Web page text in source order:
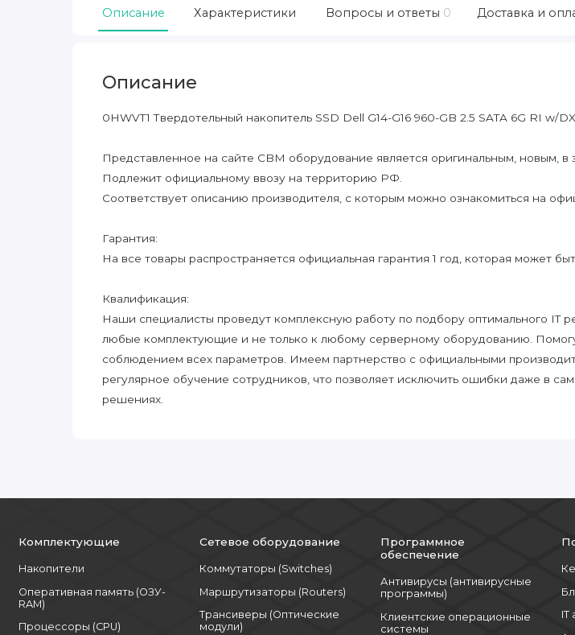
Описание Характеристики Вопросы и ответы 0 Доставка и
Описание
0HWVT1 Твердотельный накопитель SSD Dell G14-G16 960-GB 2.5 SATA 6G RI w/
Представленное на сайте CBM оборудование является оригинальным, новым, в
Подлежит официальному ввозу на территорию РФ.
Соответствует описанию производителя, с которым можно ознакомиться на
Гарантия:
На все товары распространяется официальная гарантия 1 год, которая может
Квалификация:
Наши специалисты проведут комплексную работу по подбору оптимального IT
любые комплектующие и не только к любому серверному оборудованию.
соблюдением всех параметров. Имеем партнерство с официальными
регулярное обучение сотрудников, что позволяет исключить ошибки даже в
решениях.
Комплектующие
Накопители
Оперативная память (ОЗУ-
RAM)
Процессоры (CPU)
Сетевое оборудование
Коммутаторы (Switches)
Маршрутизаторы (Routers)
Трансиверы (Оптические
модули)
Программное
обеспечение
Антивирусы (антивирусные
программы)
Клиентские операционные
системы
IT